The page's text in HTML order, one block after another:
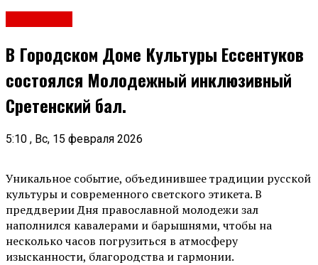
В Городском Доме Культуры Ессентуков
состоялся Молодежный инклюзивный
Сретенский бал.
5:10 , Вс, 15 февраля 2026
Уникальное событие, объединившее традиции русской
культуры и современного светского этикета. В
преддверии Дня православной молодежи зал
наполнился кавалерами и барышнями, чтобы на
несколько часов погрузиться в атмосферу
изысканности, благородства и гармонии.